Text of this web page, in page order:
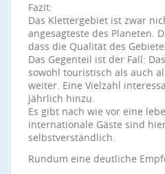
Fazit:
Das Klettergebiet ist zwar
angesagteste des Planeten.
dass die Qualität des
Das Gegenteil ist der Fall:
sowohl touristisch als auch
weiter. Eine Vielzahl
jährlich hinzu.
Es gibt nach wie vor eine
internationale Gäste sind
selbstverständlich.
Rundum eine deutliche